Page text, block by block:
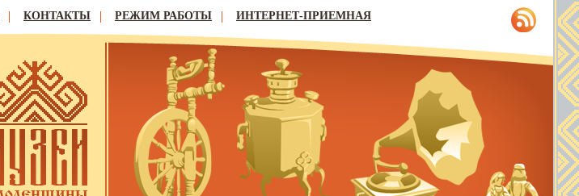
КОНТАКТЫ РЕЖИМ РАБОТЫ ИНТЕРНЕТ-ПРИЕМНАЯ